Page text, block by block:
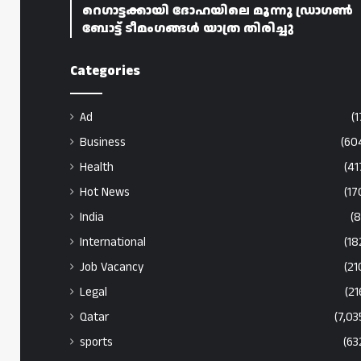
റെഗാട്ടക്കായി ദോഹയിലെ മൂന്നു ഡ്രാഗൺ
ബോട്ട് ടീമംഗങ്ങൾ യാത്ര തിരിച്ചു
Categories
Ad
Business
Health
Hot News
India
International
Job Vacancy
Legal
Qatar
sports